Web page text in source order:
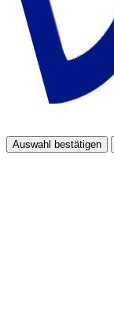
Auswahl bestätigen